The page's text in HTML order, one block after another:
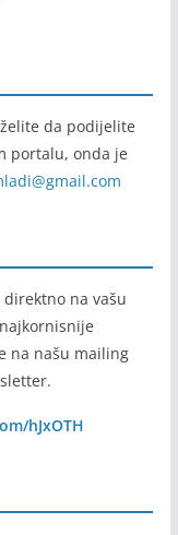
da podijelite
portalu, onda je
na vašu
na našu mailing
hJxOTH